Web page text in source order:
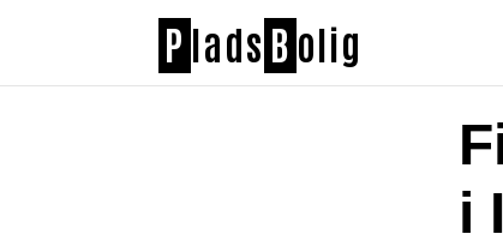
P lads B olig
i